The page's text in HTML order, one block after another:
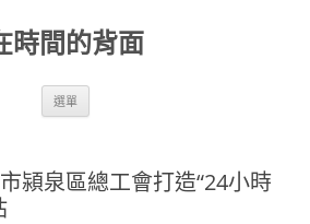
時間的背面
選單
潁泉區總工會打造“24小時